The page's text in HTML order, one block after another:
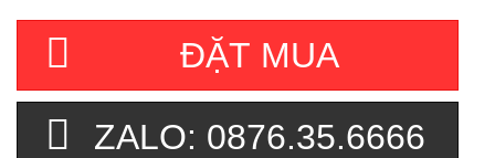
ĐẶT MUA
ZALO: 0876.35.6666